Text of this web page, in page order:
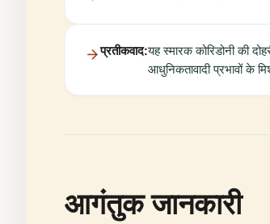
प्रतीकवाद:यह स्मारक कोरिडोनी की
आधुनिकतावादी प्रभावों के
आगंतुक जानकारी